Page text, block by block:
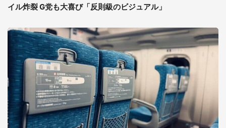
イル炸裂 G党も大喜び「反則級のビジュアル」